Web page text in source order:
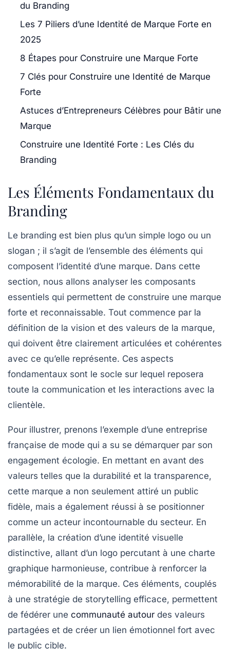
du Branding
Les 7 Piliers d’une Identité de Marque Forte en
2025
8 Étapes pour Construire une Marque Forte
7 Clés pour Construire une Identité de Marque
Forte
Astuces d’Entrepreneurs Célèbres pour Bâtir une
Marque
Construire une Identité Forte : Les Clés du
Branding
Les Éléments Fondamentaux du
Branding
Le branding est bien plus qu’un simple logo ou un
slogan ; il s’agit de l’ensemble des éléments qui
composent l’identité d’une marque. Dans cette
section, nous allons analyser les composants
essentiels qui permettent de construire une marque
forte et reconnaissable. Tout commence par la
définition de la vision et des valeurs de la marque,
qui doivent être clairement articulées et cohérentes
avec ce qu’elle représente. Ces aspects
fondamentaux sont le socle sur lequel reposera
toute la communication et les interactions avec la
clientèle.
Pour illustrer, prenons l’exemple d’une entreprise
française de mode qui a su se démarquer par son
engagement écologie. En mettant en avant des
valeurs telles que la durabilité et la transparence,
cette marque a non seulement attiré un public
fidèle, mais a également réussi à se positionner
comme un acteur incontournable du secteur. En
parallèle, la création d’une identité visuelle
distinctive, allant d’un logo percutant à une charte
graphique harmonieuse, contribue à renforcer la
mémorabilité de la marque. Ces éléments, couplés
à une stratégie de storytelling efficace, permettent
de fédérer une communauté autour des valeurs
partagées et de créer un lien émotionnel fort avec
le public cible.